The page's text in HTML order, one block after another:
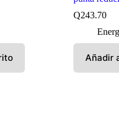
Q243.70
Añadir